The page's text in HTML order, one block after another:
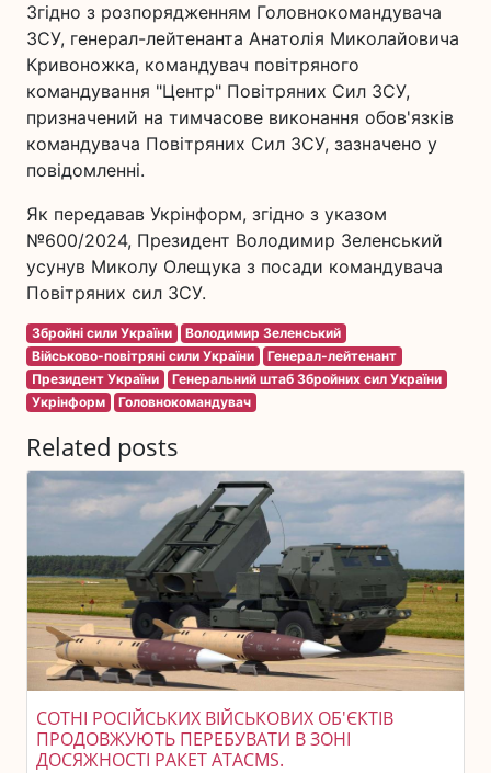
Згідно з розпорядженням Головнокомандувача
ЗСУ, генерал-лейтенанта Анатолія Миколайовича
Кривоножка, командувач повітряного
командування "Центр" Повітряних Сил ЗСУ,
призначений на тимчасове виконання обов'язків
командувача Повітряних Сил ЗСУ, зазначено у
повідомленні.
Як передавав Укрінформ, згідно з указом
№600/2024, Президент Володимир Зеленський
усунув Миколу Олещука з посади командувача
Повітряних сил ЗСУ.
Збройні сили України
Володимир Зеленський
Військово-повітряні сили України
Генерал-лейтенант
Президент України
Генеральний штаб Збройних сил України
Укрінформ
Головнокомандувач
Related posts
СОТНІ РОСІЙСЬКИХ ВІЙСЬКОВИХ ОБ'ЄКТІВ
ПРОДОВЖУЮТЬ ПЕРЕБУВАТИ В ЗОНІ
ДОСЯЖНОСТІ РАКЕТ ATACMS.